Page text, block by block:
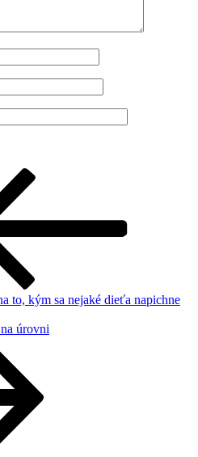
to, kým sa nejaké dieťa napichne
úrovni